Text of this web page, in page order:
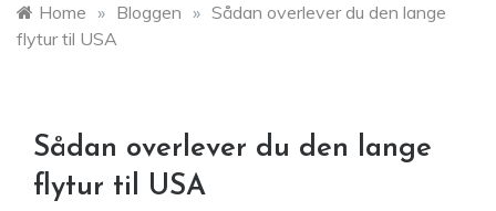
Home » Bloggen » Sådan overlever du den lange
flytur til USA
Sådan overlever du den lange
flytur til USA